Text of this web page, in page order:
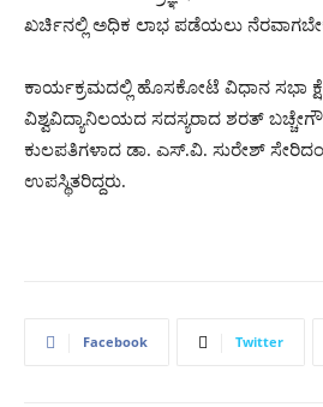
ಖರ್ಚಿನಲ್ಲಿ ಅಧಿಕ ಲಾಭ ಪಡೆಯಲು
ಕಾರ್ಯಕ್ರಮದಲ್ಲಿ ಹೊಸಕೋಟೆ ವಿಧಾನ ಸಭಾ
ವಿಶ್ವವಿದ್ಯಾನಿಲಯದ ಸದಸ್ಯರಾದ ಶರತ್
ಕುಲಪತಿಗಳಾದ ಡಾ. ಎಸ್.ವಿ. ಸುರೇಶ್
ಉಪಸ್ಥಿತರಿದ್ದರು.
Facebook Twitter